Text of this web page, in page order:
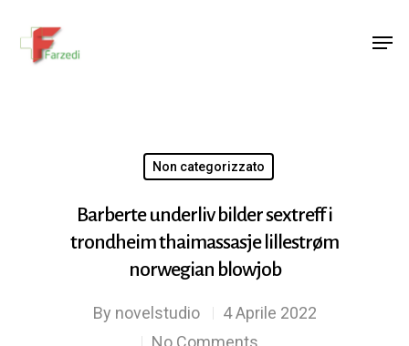
Non categorizzato
Barberte underliv bilder sextreff i
trondheim thaimassasje lillestrøm
norwegian blowjob
By novelstudio
4 Aprile 2022
No Comments